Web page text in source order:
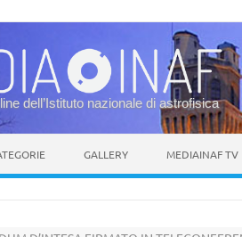
dell’Istituto nazionale di astrofisica
GALLERY MEDIAINAF TV